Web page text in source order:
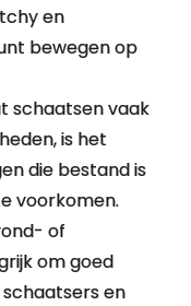
en
bewegen op
schaatsen vaak
is het
die bestand is
voorkomen.
of
om goed
en